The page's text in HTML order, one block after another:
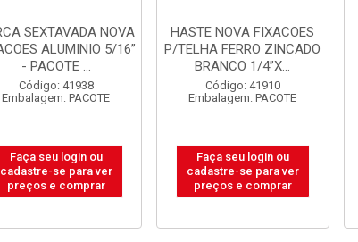
SEXTAVADA NOVA
ALUMINIO 5/16”
- PACOTE ...
Código: 41938
Embalagem: PACOTE
Faça seu login ou
cadastre-se para ver
preços e comprar
HASTE NOVA FIXACOES
P/TELHA FERRO ZINCADO
BRANCO 1/4”X...
Código: 41910
Embalagem: PACOTE
Faça seu login ou
cadastre-se para ver
preços e comprar